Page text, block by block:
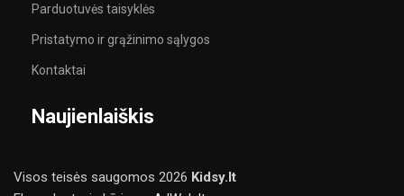
Parduotuvės taisyklės
Pristatymo ir grąžinimo sąlygos
Kontaktai
Naujienlaiškis
Visos teisės saugomos 2026 Kidsy.lt